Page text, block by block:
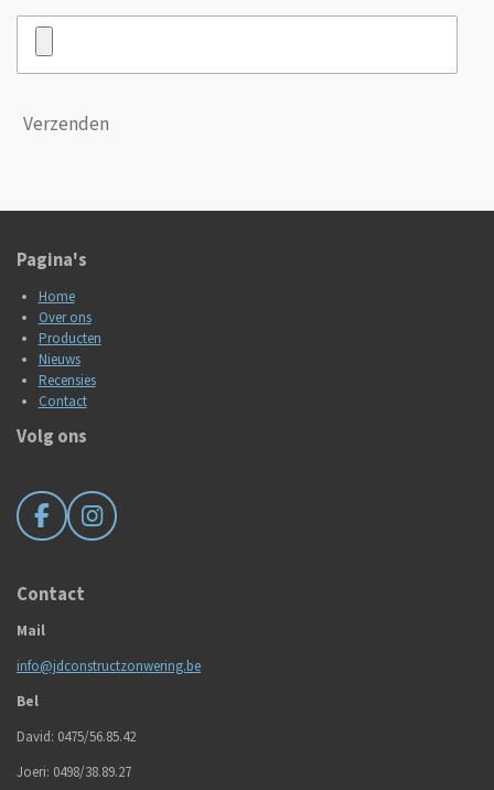
Verzenden
Pagina's
Home
Over ons
Producten
Nieuws
Recensies
Contact
Volg ons
F
a
e
o
o
k
I
n
r
a
Contact
Mail
info@jdconstructzonwering.be
Bel
David: 0475/56.85.42
Joeri: 0498/38.89.27